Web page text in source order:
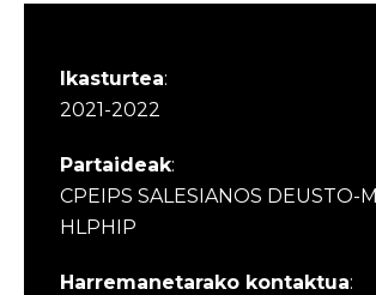
Ikasturtea:
2021-2022
Partaideak:
CPEIPS SALESIANOS DEUSTO-
HLPHIP
Harremanetarako kontaktua: